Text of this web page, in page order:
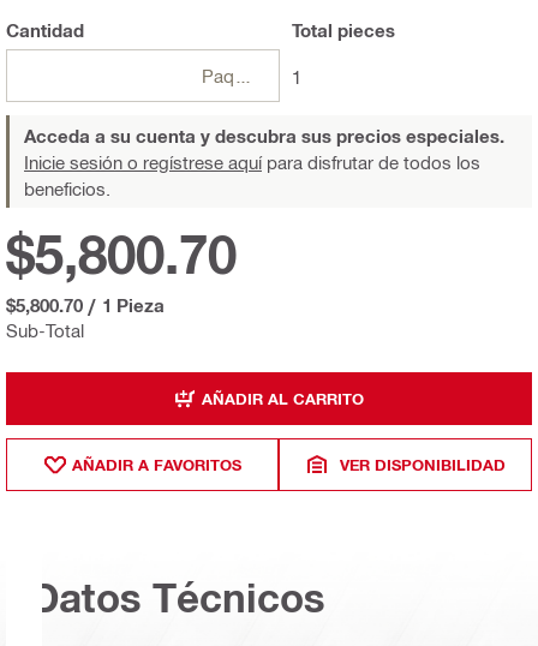
Cantidad Total pieces
1
Acceda a su cuenta y descubra sus precios especiales.
Inicie sesión o regístrese aquípara disfrutar de todos los
beneficios.
Sub-Total
$5,800.70
$5,800.70 / 1 Pieza
AÑADIR AL CARRITO
AÑADIR A FAVORITOS VER DISPONIBILIDAD
Datos Técnicos